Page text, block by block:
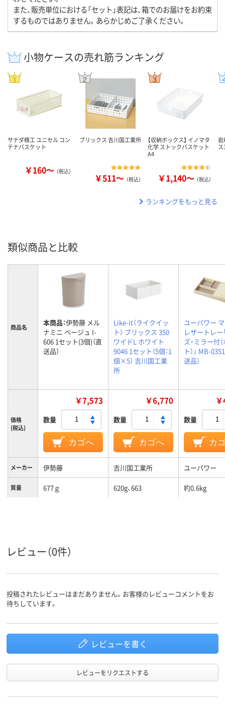
また、販売単位における「セット」表記は、箱でのお届けをお約束
するものではありません。あらかじめご了承ください。
小物ケースの売れ筋ランキング
サナダ精工 ユニセル コン
テナバスケット
￥160～ （税込）
ブリックス 吉川国工業所
￥511～ （税込）
【収納ボックス】 イノマタ
化学 ストックバスケット
A4
￥1,140～ （税込）
ランキングをもっと見る
類似商品と比較
商品名 本商品：伊勢藤 メル
ナミニ ベージュ I-
606 1セット(3個)（直
送品）
Like-it（ライクイッ
ト） ブリックス 350
ワイドL ホワイト
9046 1セット（5個：1
個×5） 吉川国工業
所
ユーパワー
レザートレー
ズ・ミラー付
ト）」 MB-
送品）
価格
(税込)
￥7,573
数量
カゴへ
￥6,770
数量
カゴへ
数量
カ
メーカー 伊勢藤 吉川国工業所 ユーパワー
質量 677ｇ 620g、663 約0.6kg
レビュー（0件）
投稿されたレビューはまだありません。お客様のレビューコメントをお
待ちしています。
レビューを書く
レビューをリクエストする